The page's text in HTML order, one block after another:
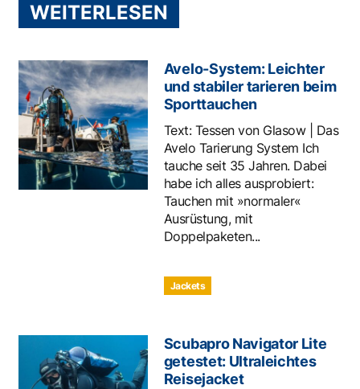
WEITERLESEN
Avelo-System: Leichter
und stabiler tarieren beim
Sporttauchen
Text: Tessen von Glasow | Das
Avelo Tarierung System Ich
tauche seit 35 Jahren. Dabei
habe ich alles ausprobiert:
Tauchen mit »normaler«
Ausrüstung, mit
Doppelpaketen...
Jackets
Scubapro Navigator Lite
getestet: Ultraleichtes
Reisejacket